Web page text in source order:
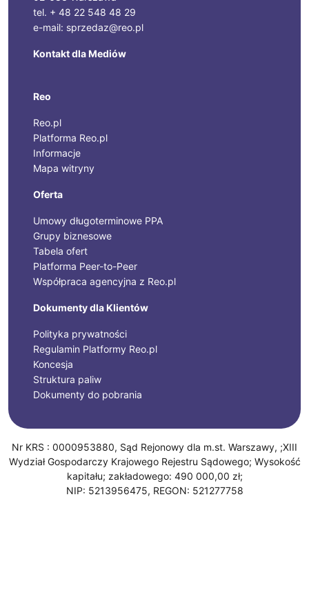
tel. + 48 22 548 48 29
e-mail: sprzedaz@reo.pl
Kontakt dla Mediów
Reo
Reo.pl
Platforma Reo.pl
Informacje
Mapa witryny
Oferta
Umowy długoterminowe PPA
Grupy biznesowe
Tabela ofert
Platforma Peer-to-Peer
Współpraca agencyjna z Reo.pl
Dokumenty dla Klientów
Polityka prywatności
Regulamin Platformy Reo.pl
Koncesja
Struktura paliw
Dokumenty do pobrania
Nr KRS : 0000953880, Sąd Rejonowy dla m.st. Warszawy, ;XIII
Wydział Gospodarczy Krajowego Rejestru Sądowego; Wysokość
kapitału; zakładowego: 490 000,00 zł;
NIP: 5213956475, REGON: 521277758